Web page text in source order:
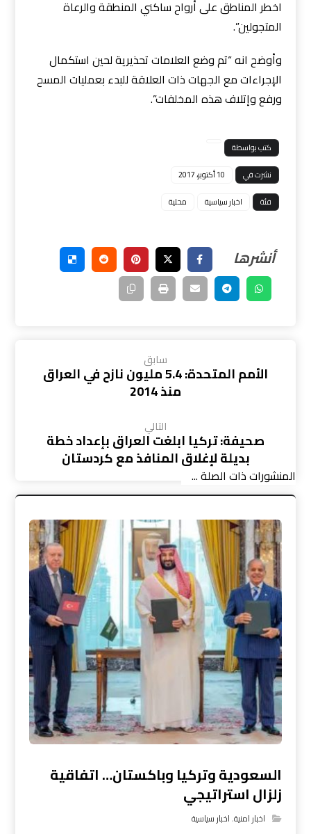
اخطر المناطق على أرواح ساكني المنطقة والرعاة
المتجولين”.
وأوضح انه “تم وضع العلامات تحذيرية لحين استكمال
الإجراءات مع الجهات ذات العلاقة للبدء بعمليات المسح
ورفع وإتلاف هذه المخلفات”.
كتب بواسطة
نشرت في
10 أكتوبر، 2017
فئة
اخبار سياسية محلية
سابق
الأمم المتحدة: 5.4 مليون نازح في العراق
منذ 2014
التالي
صحيفة: تركيا ابلغت العراق بإعداد خطة
بديلة لإغلاق المنافذ مع كردستان
المنشورات ذات الصلة ...
السعودية وتركيا وباكستان… اتفاقية
زلزال استراتيجي
اخبار امنية,اخبار سياسية